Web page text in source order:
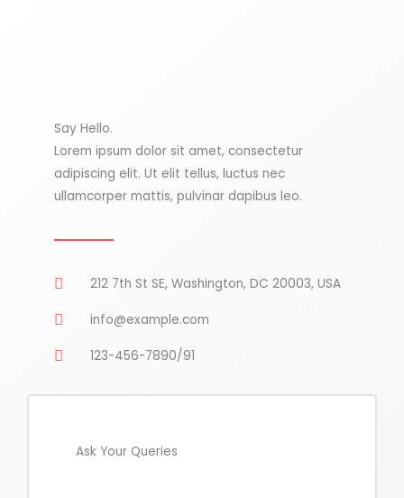
Say Hello.
Lorem ipsum dolor sit amet, consectetur
adipiscing elit. Ut elit tellus, luctus nec
ullamcorper mattis, pulvinar dapibus leo.
212 7th St SE, Washington, DC 20003, USA
info@example.com
123-456-7890/91
Ask Your Queries